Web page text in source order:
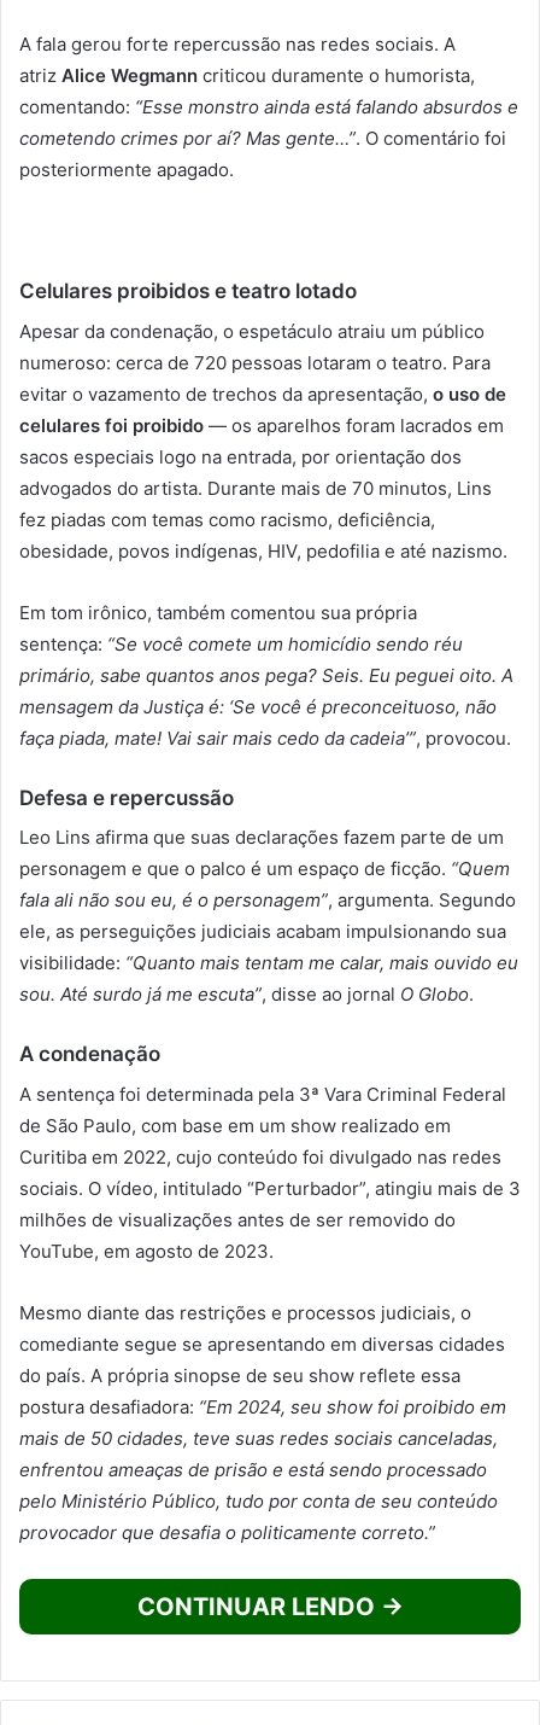
A fala gerou forte repercussão nas redes sociais. A
atriz Alice Wegmann criticou duramente o humorista,
comentando: “Esse monstro ainda está falando absurdos e
cometendo crimes por aí? Mas gente…”. O comentário foi
posteriormente apagado.
Celulares proibidos e teatro lotado
Apesar da condenação, o espetáculo atraiu um público
numeroso: cerca de 720 pessoas lotaram o teatro. Para
evitar o vazamento de trechos da apresentação, o uso de
celulares foi proibido — os aparelhos foram lacrados em
sacos especiais logo na entrada, por orientação dos
advogados do artista. Durante mais de 70 minutos, Lins
fez piadas com temas como racismo, deficiência,
obesidade, povos indígenas, HIV, pedofilia e até nazismo.
Em tom irônico, também comentou sua própria
sentença: “Se você comete um homicídio sendo réu
primário, sabe quantos anos pega? Seis. Eu peguei oito. A
mensagem da Justiça é: ‘Se você é preconceituoso, não
faça piada, mate! Vai sair mais cedo da cadeia’”, provocou.
Defesa e repercussão
Leo Lins afirma que suas declarações fazem parte de um
personagem e que o palco é um espaço de ficção. “Quem
fala ali não sou eu, é o personagem”, argumenta. Segundo
ele, as perseguições judiciais acabam impulsionando sua
visibilidade: “Quanto mais tentam me calar, mais ouvido eu
sou. Até surdo já me escuta”, disse ao jornal O Globo.
A condenação
A sentença foi determinada pela 3ª Vara Criminal Federal
de São Paulo, com base em um show realizado em
Curitiba em 2022, cujo conteúdo foi divulgado nas redes
sociais. O vídeo, intitulado “Perturbador”, atingiu mais de 3
milhões de visualizações antes de ser removido do
YouTube, em agosto de 2023.
Mesmo diante das restrições e processos judiciais, o
comediante segue se apresentando em diversas cidades
do país. A própria sinopse de seu show reflete essa
postura desafiadora: “Em 2024, seu show foi proibido em
mais de 50 cidades, teve suas redes sociais canceladas,
enfrentou ameaças de prisão e está sendo processado
pelo Ministério Público, tudo por conta de seu conteúdo
provocador que desafia o politicamente correto.”
CONTINUAR LENDO →